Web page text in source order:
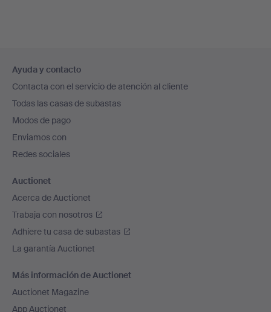
en
el
pie
de
página
Ayuda y contacto
Contacta con el servicio de atención al cliente
Todas las casas de subastas
Modos de pago
Enviamos con
Redes sociales
Auctionet
Acerca de Auctionet
Trabaja con nosotros
Adhiere tu casa de subastas
La garantía Auctionet
Más información de Auctionet
Auctionet Magazine
App Auctionet